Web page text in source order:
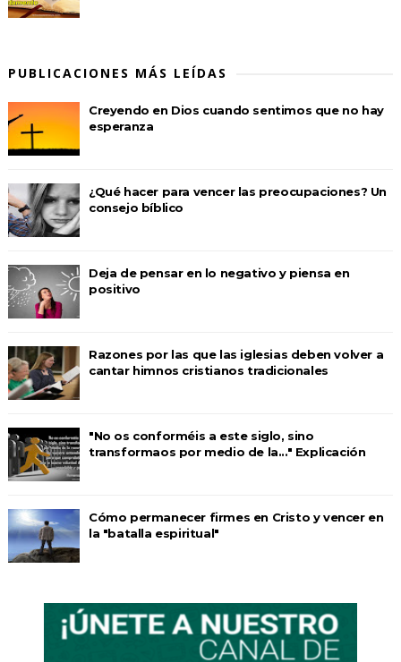
PUBLICACIONES MÁS LEÍDAS
Creyendo en Dios cuando sentimos que no hay
esperanza
¿Qué hacer para vencer las preocupaciones? Un
consejo bíblico
Deja de pensar en lo negativo y piensa en
positivo
Razones por las que las iglesias deben volver a
cantar himnos cristianos tradicionales
"No os conforméis a este siglo, sino
transformaos por medio de la..." Explicación
Cómo permanecer firmes en Cristo y vencer en
la "batalla espiritual"